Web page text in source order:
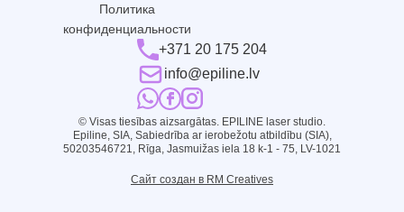
Политика
конфиденциальности
+371 20 175 204
info@epiline.lv
© Visas tiesības aizsargātas. EPILINE laser studio.
Epiline, SIA, Sabiedrība ar ierobežotu atbildību (SIA),
50203546721, Rīga, Jasmuižas iela 18 k-1 - 75, LV-1021
Сайт создан в RM Creatives